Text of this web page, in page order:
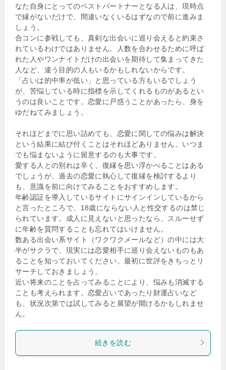
なた自身にとってのベストパートナーとなる人は、現時点
で縁がないだけで、間違いなくいるはずなので前に進みま
しょう。
合コンに参戦しても、真剣な出会いに巡り会えると約束さ
れているわけではありません。人数を合わせるために呼ば
れた人やワンナイトだけの出会いを期待して集まってきた
人など、違う目的の人もいるかもしれないからです。
「占いは的中率が低い」と思っている方もいるでしょう
が、苦悩している時に指標を示してくれるものがあるとい
うのは良いことです。恋愛に戸惑うことがあったら、身を
ゆだねてみましょう。
それほどまでに思い詰めても、恋愛に関しての悩みは解決
という結果に結び付くことはそれほどありません。いつま
でも悩まないように留意するのも大事です。
愛する人との別れは辛く、復縁を思い浮かべることはある
でしょうが、過去の恋愛に執心して復縁を検討するより
も、意識を前に向けてみることをおすすめします。
年齢認証を導入しているサイトにサインインしているから
と言ったところで、18歳にならない人と性交するのは禁じ
られています。成人に見えないと思ったなら、スルーせず
に年齢を質問することも忘れてはいけません。
数ある出会い系サイト（ワクワクメールなど）の中には大
半がサクラで、現実には恋愛相手に巡り会えないものもあ
ることを知っておいてください。最初に世評をきちっとリ
サーチしておきましょう。
近い将来のことを占ってみることにより、悩みも消滅する
ことも考えられます。恋愛占いであったり財運占いなど
も、状況次第では試してみると展望が開けるかもしれませ
ん。
続きを読む